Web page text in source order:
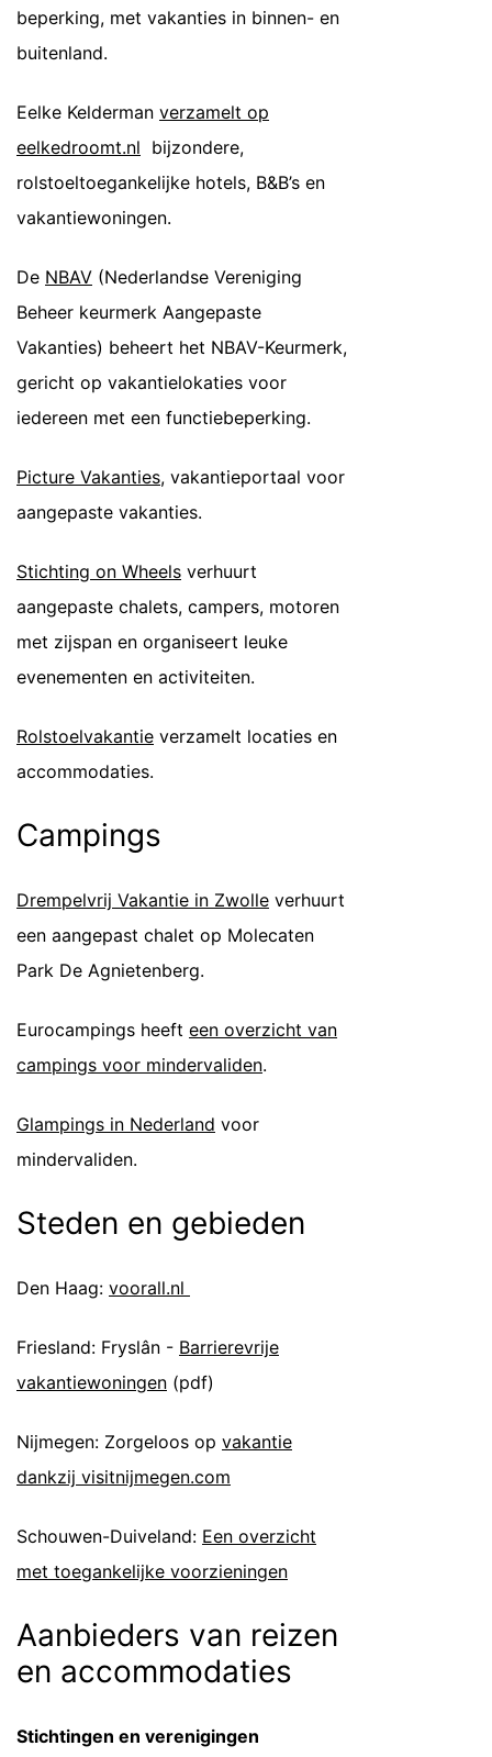
beperking, met vakanties in binnen- en
buitenland.
Eelke Kelderman verzamelt op
eelkedroomt.nl bijzondere,
rolstoeltoegankelijke hotels, B&B’s en
vakantiewoningen.
De NBAV (Nederlandse Vereniging
Beheer keurmerk Aangepaste
Vakanties) beheert het NBAV-Keurmerk,
gericht op vakantielokaties voor
iedereen met een functiebeperking.
Picture Vakanties, vakantieportaal voor
aangepaste vakanties.
Stichting on Wheels verhuurt
aangepaste chalets, campers, motoren
met zijspan en organiseert leuke
evenementen en activiteiten.
Rolstoelvakantie verzamelt locaties en
accommodaties.
Campings
Drempelvrij Vakantie in Zwolle verhuurt
een aangepast chalet op Molecaten
Park De Agnietenberg.
Eurocampings heeft een overzicht van
campings voor mindervaliden.
Glampings in Nederland voor
mindervaliden.
Steden en gebieden
Den Haag: voorall.nl
Friesland: Fryslân - Barrierevrije
vakantiewoningen (pdf)
Nijmegen: Zorgeloos op vakantie
dankzij visitnijmegen.com
Schouwen-Duiveland: Een overzicht
met toegankelijke voorzieningen
Aanbieders van reizen
en accommodaties
Stichtingen en verenigingen